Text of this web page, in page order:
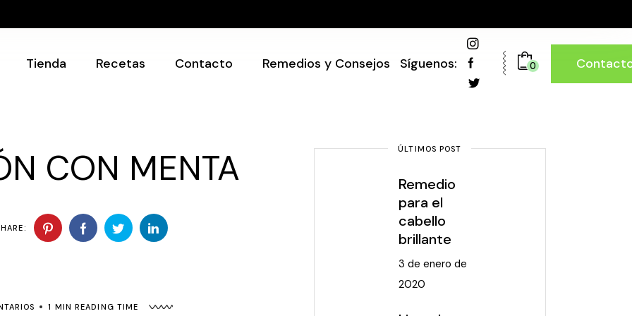
Tienda Recetas Contacto Remedios y Consejos Síguenos: 0
CON MENTA
1 MIN READING TIME
ÚLTIMOS POST
Remedio
para el
cabello
brillante
3 de enero de
2020